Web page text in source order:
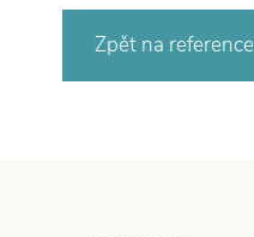
Zpět na reference